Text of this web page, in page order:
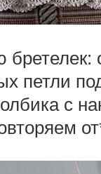
петли
с